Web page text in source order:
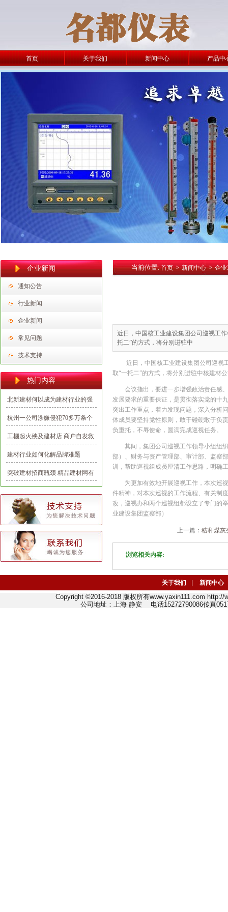
首页 关于我们 新闻中心 产品中
企业新闻
通知公告
行业新闻
企业新闻
常见问题
技术支持
热门内容
北新建材何以成为建材行业的强
势民族品牌？
杭州一公司涉嫌侵犯70多万条个
人信息，多为向业主推销建材
工棚起火殃及建材店 商户自发救
援避免损失
建材行业如何化解品牌难题
突破建材招商瓶颈 精品建材网有
一套
当前位置:首页>新闻中心>企
近日，中国核工业建设集团公司巡视工
托二”的方式，将分别进驻中
近日，中国核工业建设集团公司巡视
取“一托二”的方式，将分别进驻中核建材
会议指出，要进一步增强政治责任感
发展要求的重要保证，是贯彻落实党的十
突出工作重点，着力发现问题，深入分析
体成员要坚持党性原则，敢于碰硬敢于负
负重托，不辱使命，圆满完成巡视任务。
其间，集团公司巡视工作领导小组组
部）、财务与资产管理部、审计部、监察
训，帮助巡视组成员厘清工作思路，明确
为更加有效地开展巡视工作，本次巡
件精神，对本次巡视的工作流程、有关制
改，巡视办和两个巡视组都设立了专门的
业建设集团监察部）
上一篇：秸秆煤灰
浏览相关内容:
关于我们 新闻中心
Copyright ©2016-2018 版权所有www.yaxin111.com
公司地址：上海 静安 电话15272790086传真